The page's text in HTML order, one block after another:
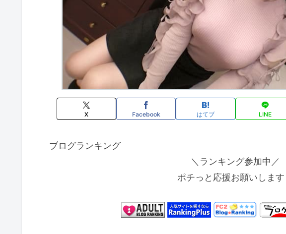
X Facebook はてブ LINE
ブログランキング
＼ランキング参加中／
ポチっと応援お願いします